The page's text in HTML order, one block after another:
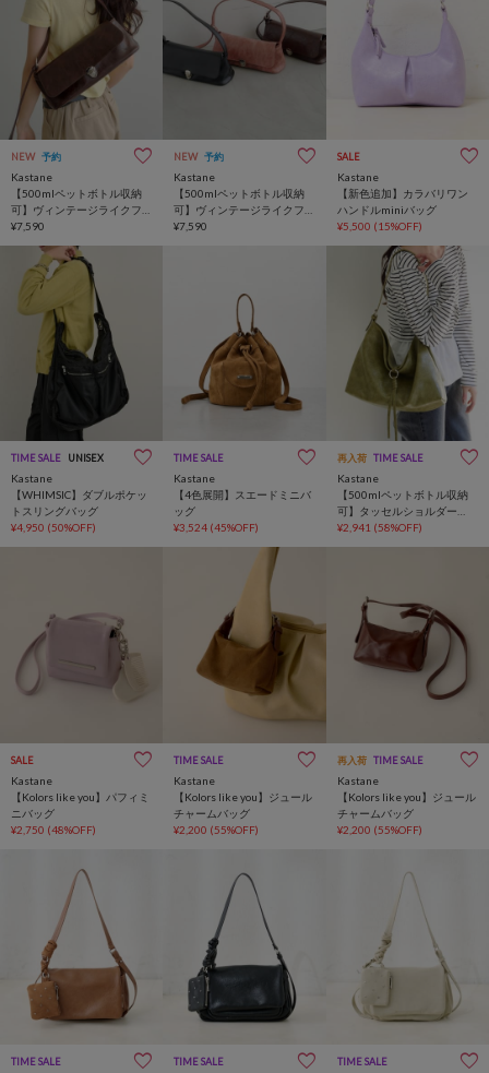
NEW 予約
Kastane
【500mlペットボトル収納
可】ヴィンテージライクフ
ラップバッグ
¥7,590
NEW 予約
Kastane
【500mlペットボトル収納
可】ヴィンテージライクフ
ラップバッグ
¥7,590
SALE
Kastane
【新色追加】カラバリワン
ハンドルminiバッグ
¥5,500 (15%OFF)
TIME SALE UNISEX
Kastane
【WHIMSIC】ダブルポケッ
トスリングバッグ
¥4,950 (50%OFF)
TIME SALE
Kastane
【4色展開】スエードミニバ
ッグ
¥3,524 (45%OFF)
再入荷 TIME SALE
Kastane
【500mlペットボトル収納
可】タッセルショルダー
BAG
¥2,941 (58%OFF)
SALE
Kastane
【Kolors like you】パフィミ
ニバッグ
¥2,750 (48%OFF)
TIME SALE
Kastane
【Kolors like you】ジュール
チャームバッグ
¥2,200 (55%OFF)
再入荷 TIME SALE
Kastane
【Kolors like you】ジュール
チャームバッグ
¥2,200 (55%OFF)
TIME SALE TIME SALE TIME SALE